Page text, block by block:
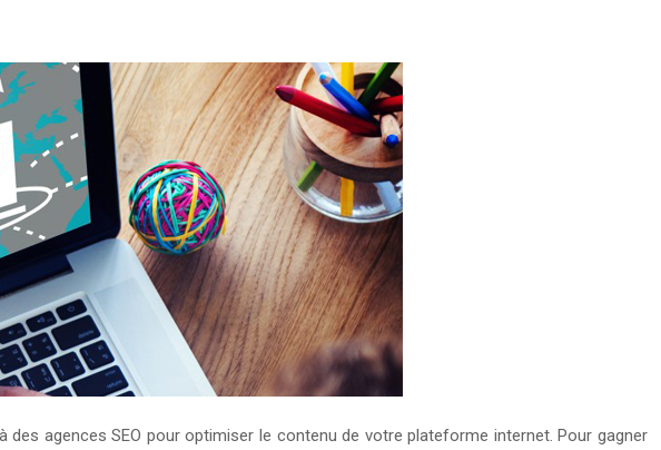
agences SEO pour optimiser le contenu de votre plateforme internet. Pour gagner